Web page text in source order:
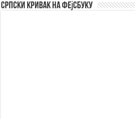
Српски Кривак на Фејсбуку